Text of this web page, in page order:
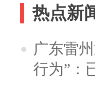
热点新
广东雷
行为”：